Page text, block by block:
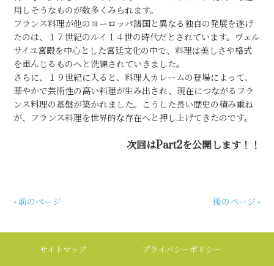
用しそうなものが数多くみられます。
フランス料理が他のヨーロッパ諸国と異なる独自の発展を遂げ
たのは、１７世紀のルイ１４世の時代だとされています。ヴェル
サイユ宮殿を中心とした宮廷文化の中で、料理は美しさや格式
を重んじるものへと洗練されていきました。
さらに、１９世紀に入ると、料理人カレームの登場によって、
華やかで芸術性の高い料理が生み出され、現在につながるフラ
ンス料理の基盤が築かれました。こうした長い歴史の積み重ね
が、フランス料理を世界的な存在へと押し上げてきたのです。
次回はPart2を公開します！！
« 前のページ 後のページ »
サイトマップ プライバシーポリシー